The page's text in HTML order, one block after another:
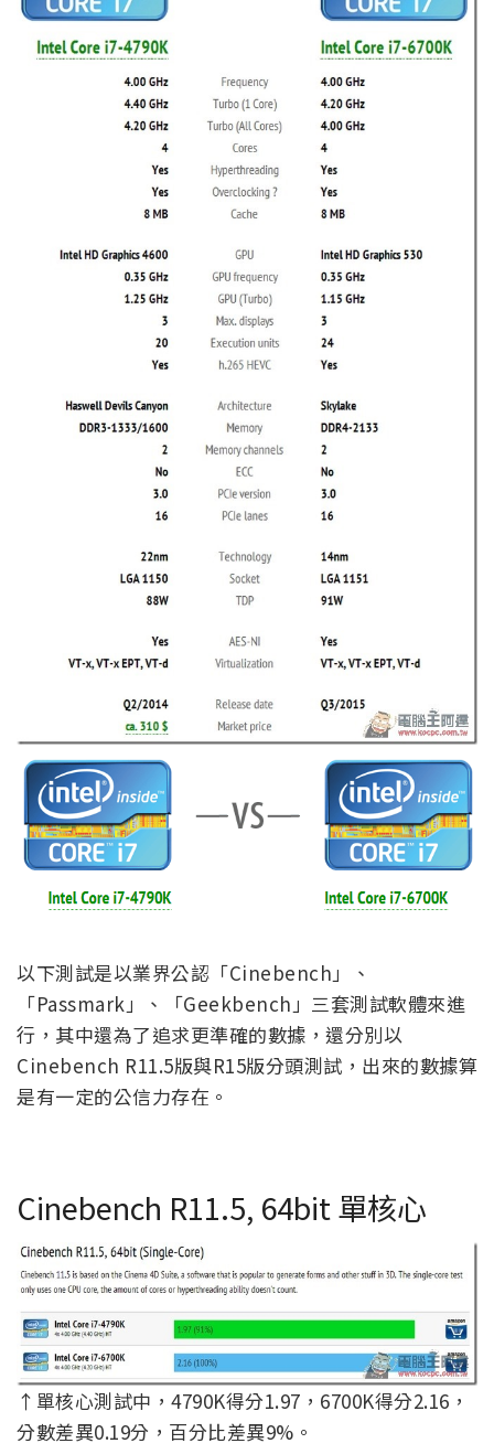
以下測試是以業界公認「Cinebench」、
「Passmark」、「Geekbench」三套測試軟體來進
行，其中還為了追求更準確的數據，還分別以
Cinebench R11.5版與R15版分頭測試，出來的數據算
是有一定的公信力存在。
Cinebench R11.5, 64bit 單核心
↑單核心測試中，4790K得分1.97，6700K得分2.16，
分數差異0.19分，百分比差異9%。